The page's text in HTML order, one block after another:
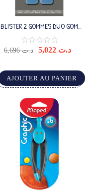
BLISTER 2 GOMMES DUO GOM
MEDIUM
د.ت6,696 د.ت
AJOUTER AU PANIER